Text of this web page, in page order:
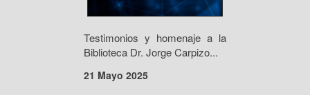
Testimonios y homenaje a la
Biblioteca Dr. Jorge Carpizo...
21 Mayo 2025